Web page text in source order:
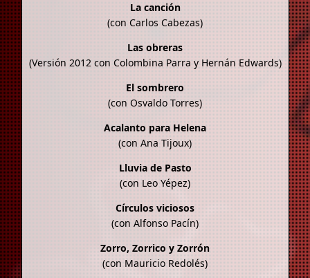
La canción
(con Carlos Cabezas)
Las obreras
(Versión 2012 con Colombina Parra y Hernán Edwards)
El sombrero
(con Osvaldo Torres)
Acalanto para Helena
(con Ana Tijoux)
Lluvia de Pasto
(con Leo Yépez)
Círculos viciosos
(con Alfonso Pacín)
Zorro, Zorrico y Zorrón
(con Mauricio Redolés)